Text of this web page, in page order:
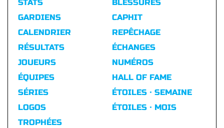
STATS
GARDIENS
CALENDRIER
RÉSULTATS
BLESSURES
CAPHIT
REPÊCHAGE
ÉCHANGES
JOUEURS
ÉQUIPES
SÉRIES
LOGOS
TROPHÉES
NUMÉROS
HALL OF FAME
ÉTOILES · SEMAINE
ÉTOILES · MOIS